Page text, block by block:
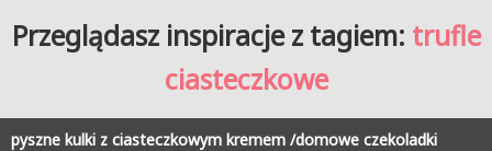
Przeglądasz inspiracje z tagiem: trufle
ciasteczkowe
pyszne kulki z ciasteczkowym kremem /domowe czekoladki